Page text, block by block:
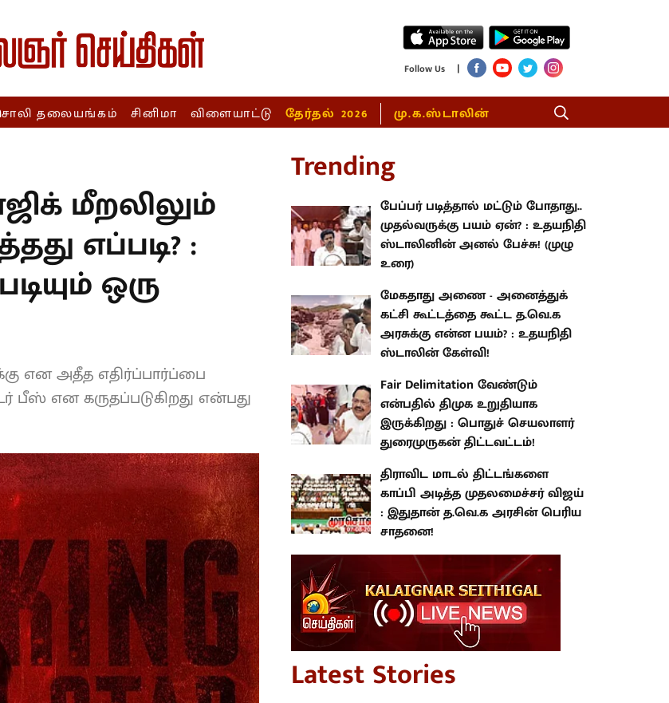
Follow Us |
தலையங்கம் சினிமா விளையாட்டு தேர்தல் 2026 மு.க.ஸ்டாலின்
மீறலிலும்
எப்படி? :
ஒரு
என அதீத எதிர்ப்பார்ப்பை
பீஸ் என கருதப்படுகிறது என்பது
Trending
பேப்பர் படித்தால் மட்டும் போதாது..
முதல்வருக்கு பயம் ஏன்? : உதயநிதி
ஸ்டாலினின் அனல் பேச்சு! (முழு
உரை)
மேகதாது அணை - அனைத்துக்
கட்சி கூட்டத்தை கூட்ட த.வெ.க
அரசுக்கு என்ன பயம்? : உதயநிதி
ஸ்டாலின் கேள்வி!
Fair Delimitation வேண்டும்
என்பதில் திமுக உறுதியாக
இருக்கிறது : பொதுச் செயலாளர்
துரைமுருகன் திட்டவட்டம்!
திராவிட மாடல் திட்டங்களை
காப்பி அடித்த முதலமைச்சர் விஜய்
: இதுதான் த.வெ.க அரசின் பெரிய
சாதனை!
Latest Stories